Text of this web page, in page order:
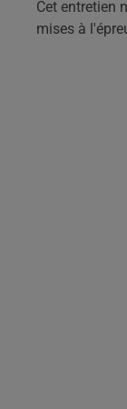
Cet entretien
mises à